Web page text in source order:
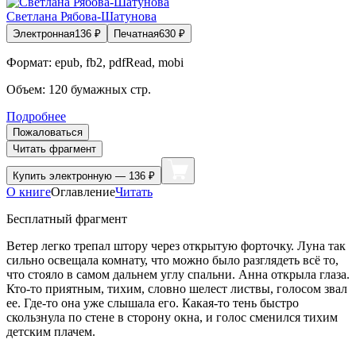
Светлана Рябова-Шатунова
Электронная136 ₽ Печатная630 ₽
Формат: epub, fb2, pdfRead, mobi
Объем: 120 бумажных стр.
Подробнее
Пожаловаться
Читать фрагмент
Купить электронную — 136 ₽
О книгеОглавлениеЧитать
Бесплатный фрагмент
Ветер легко трепал штору через открытую форточку. Луна так
сильно освещала комнату, что можно было разглядеть всё то,
что стояло в самом дальнем углу спальни. Анна открыла глаза.
Кто-то приятным, тихим, словно шелест листвы, голосом звал
ее. Где-то она уже слышала его. Какая-то тень быстро
скользнула по стене в сторону окна, и голос сменился тихим
детским плачем.